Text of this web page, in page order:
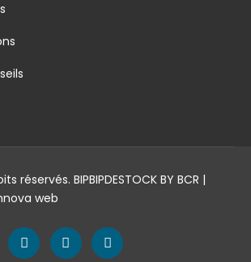
réservés. BIPBIPDESTOCK BY BCR |
web